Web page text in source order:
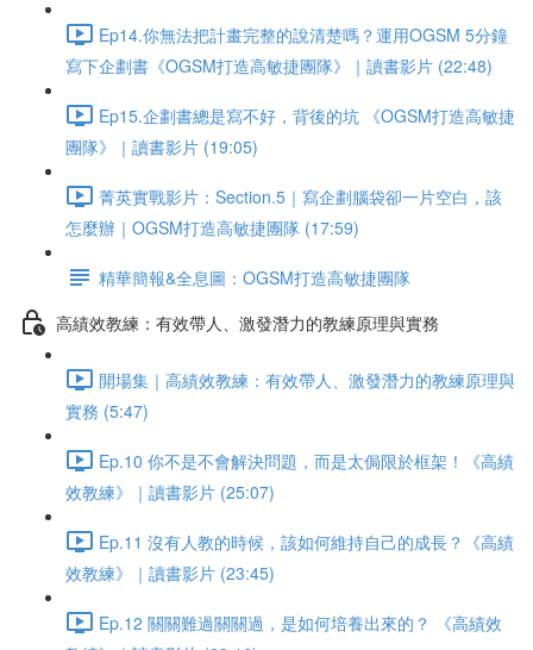
Ep14.你無法把計畫完整的說清楚嗎？運用OGSM 5分鐘
寫下企劃書《OGSM打造高敏捷團隊》｜讀書影片 (22:48)
Ep15.企劃書總是寫不好，背後的坑 《OGSM打造高敏捷
團隊》｜讀書影片 (19:05)
菁英實戰影片：Section.5｜寫企劃腦袋卻一片空白，該
怎麼辦｜OGSM打造高敏捷團隊 (17:59)
精華簡報&全息圖：OGSM打造高敏捷團隊
高績效教練：有效帶人、激發潛力的教練原理與實務
開場集｜高績效教練：有效帶人、激發潛力的教練原理與
實務 (5:47)
Ep.10 你不是不會解決問題，而是太侷限於框架！《高績
效教練》｜讀書影片 (25:07)
Ep.11 沒有人教的時候，該如何維持自己的成長？《高績
效教練》｜讀書影片 (23:45)
Ep.12 關關難過關關過，是如何培養出來的？ 《高績效